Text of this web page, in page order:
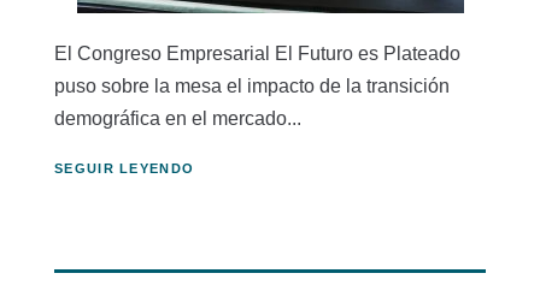
El Congreso Empresarial El Futuro es Plateado
puso sobre la mesa el impacto de la transición
demográfica en el mercado...
SEGUIR LEYENDO